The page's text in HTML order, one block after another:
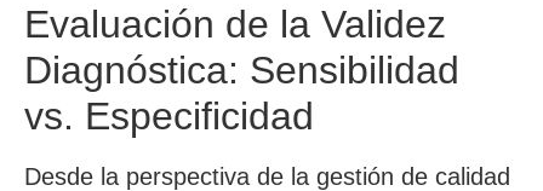
Evaluación de la Validez
Diagnóstica: Sensibilidad
vs. Especificidad
Desde la perspectiva de la gestión de calidad